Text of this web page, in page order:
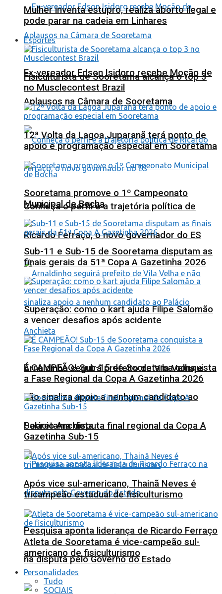
Ex-vereador Edson Isidoro recebe Moção de
Aplausos na Câmara de Sooretama
Conheça o perfil e a trajetória política de
Ricardo Ferraço, o novo governador do ES
Arnaldinho seguirá prefeito de Vila Velha e
não sinaliza apoio a nenhum candidato ao
Palácio Anchieta
Pesquisa aponta liderança de Ricardo Ferraço
na disputa pelo Governo do Estado
Mulher inventa estupro, realiza aborto ilegal e
pode parar na cadeia em Linhares
Esportes
Fisiculturista de Sooretama alcança o top 3
no Musclecontest Brazil
12ª Volta da Lagoa Juparanã terá ponto de
apoio e programação especial em Sooretama
Sooretama promove o 1º Campeonato
Municipal de Bocha
Sub-11 e Sub-15 de Sooretama disputam as
finais gerais da 51ª Copa A Gazetinha 2026
Superação: como o kart ajuda Filipe Salomão
a vencer desafios após acidente
É CAMPEÃO! Sub-15 de Sooretama conquista
a Fase Regional da Copa A Gazetinha 2026
Sooretama disputa final regional da Copa A
Gazetinha Sub-15
Após vice sul-americano, Thainã Neves é
tricampeão estadual de fisiculturismo
Atleta de Sooretama é vice-campeão sul-
americano de fisiculturismo
Personalidades
Tudo
SOCIAIS